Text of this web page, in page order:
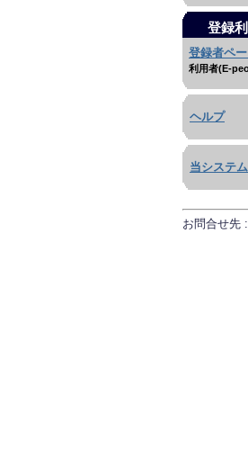
登録
登録者ペ
利用者(E-
ヘルプ
当システ
お問合せ先